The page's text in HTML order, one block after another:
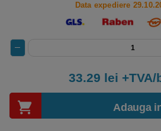
Data expediere
33.29 lei +TVA/
Adauga